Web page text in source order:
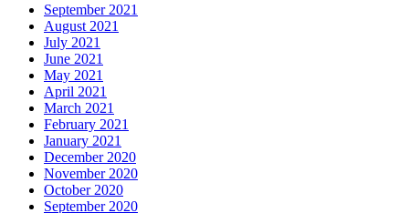
September 2021
August 2021
July 2021
June 2021
May 2021
April 2021
March 2021
February 2021
January 2021
December 2020
November 2020
October 2020
September 2020